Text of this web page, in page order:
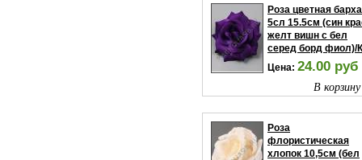
Роза цветная
5сл 15.5см (син
желт вишн с бел
серед борд фиол)/К
Цена: 24.00 руб
В
Роза
флористическая
хлопок 10,5см (бел